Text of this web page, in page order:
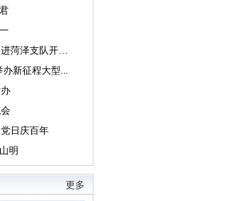
挥墨颂消防，菏泽市书法家协会走进菏泽支队开展...
新征程大型...
日庆百年
明
更多